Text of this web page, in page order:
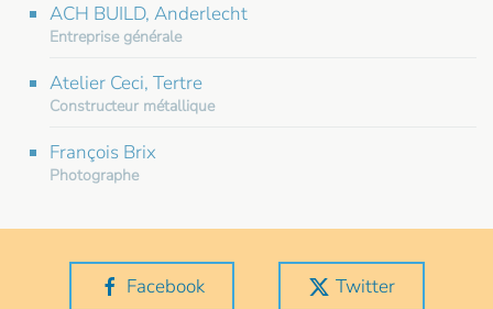
ACH BUILD, Anderlecht
Entreprise générale
Atelier Ceci, Tertre
Constructeur métallique
François Brix
Photographe
Facebook Twitter